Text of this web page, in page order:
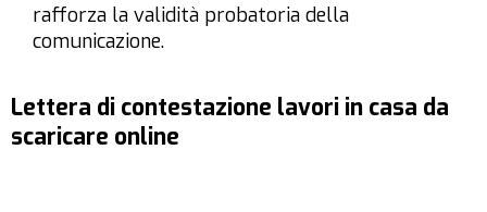
rafforza la validità probatoria della
comunicazione.
Lettera di contestazione lavori in casa da
scaricare online